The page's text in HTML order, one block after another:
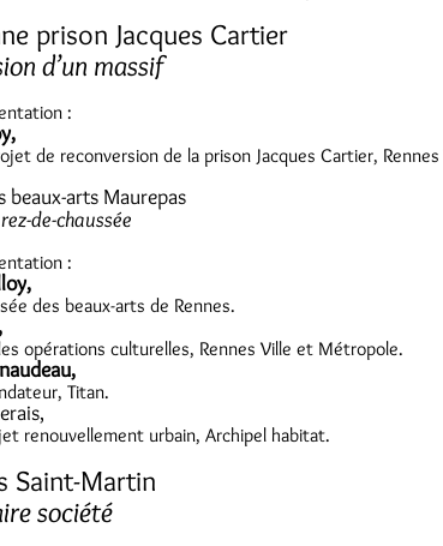
prison Jacques Cartier
d’un massif
:
de reconversion de la prison Jacques Cartier,
beaux-arts Maurepas
de-chaussée
:
,
des beaux-arts de Rennes.
opérations culturelles, Rennes Ville et Métropole.
Titan.
renouvellement urbain, Archipel habitat.
Saint-Martin
société